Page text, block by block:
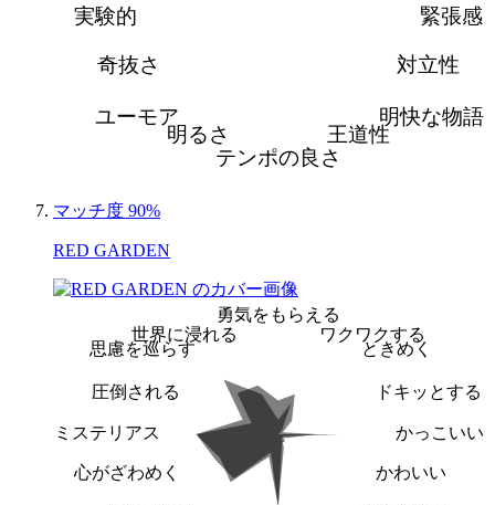
緊張感
対立性
明快な物語
王道性
テンポの良さ
明るさ
ユーモア
奇抜さ
実験的
マッチ度 90%
RED GARDEN
勇気をもらえる
ワクワクする
ときめく
ドキッとする
かっこいい
かわいい
心がざわめく
ミステリアス
圧倒される
思慮を巡らす
世界に浸れる